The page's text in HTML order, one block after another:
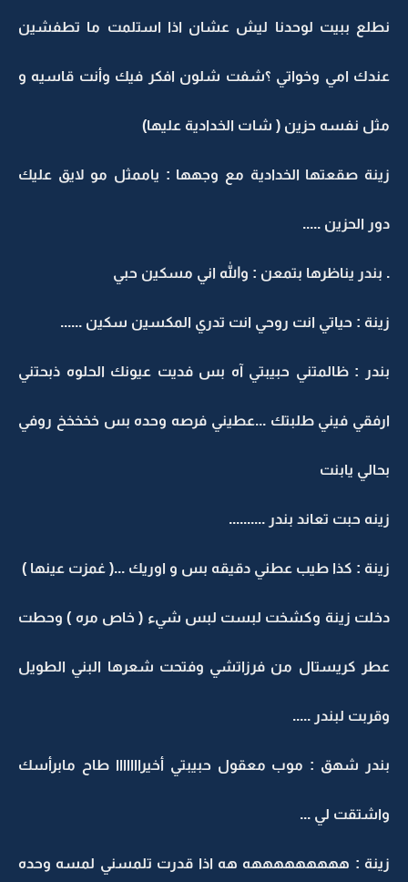
نطلع ببيت لوحدنا ليش عشان اذا استلمت ما تطفشين
عندك امي وخواتي ؟شفت شلون افكر فيك وأنت قاسيه و
مثل نفسه حزين ( شات الخدادية عليها)
زينة صقعتها الخدادية مع وجهها : ياممثل مو لايق عليك
دور الحزين .....
. بندر يناظرها بتمعن : والله اني مسكين حبي
زينة : حياتي انت روحي انت تدري المكسين سكين ......
بندر : ظالمتني حبيبتي آه بس فديت عيونك الحلوه ذبحتني
ارفقي فيني طلبتك ...عطيني فرصه وحده بس خخخخخ روفي
بحالي يابنت
زينه حبت تعاند بندر ..........
زينة : كذا طيب عطني دقيقه بس و اوريك ...( غمزت عينها )
دخلت زينة وكشخت لبست لبس شيء ( خاص مره ) وحطت
عطر كريستال من فرزاتشي وفتحت شعرها البني الطويل
وقربت لبندر .....
بندر شهق : موب معقول حبيبتي أخيرااااااا طاح مابرأسك
واشتقت لي ...
زينة : هههههههههه هه اذا قدرت تلمسني لمسه وحده